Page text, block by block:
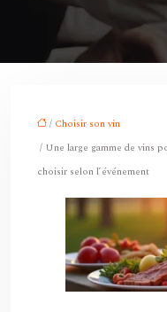
/ Choisir son vin
/ Une large gamme de vins
choisir selon l’événement